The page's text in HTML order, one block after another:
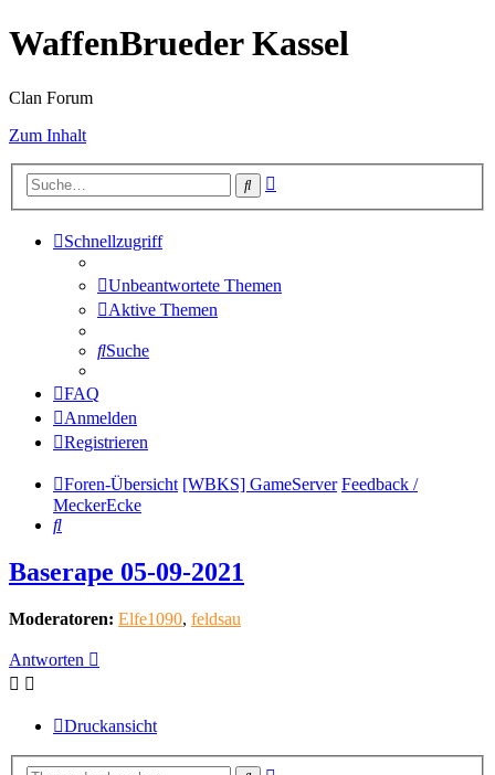
WaffenBrueder Kassel
Clan Forum
Zum Inhalt
Suche
Schnellzugriff
Unbeantwortete Themen
Aktive Themen
Suche
FAQ
Anmelden
Registrieren
Foren-Übersicht [WBKS] GameServer Feedback /
MeckerEcke
Suche
Baserape 05-09-2021
Moderatoren: Elfe1090, feldsau
Antworten
Druckansicht